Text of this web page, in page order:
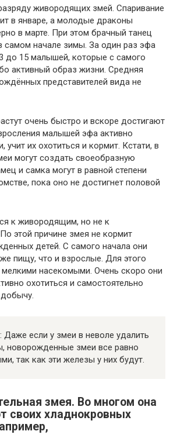
живородящих змей. Спаривание
в январе, а молодые драконы
в марте. При этом брачный танец
самом начале зимы. За один раз эфа
до 15 малышей, которые с самого
активный образ жизни. Средняя
представителей вида не
очень быстро и вскоре достигают
малышей эфа активно
учит их охотиться и кормит. Кстати, в
могут создать своеобразную
и самка могут в равной степени
пока оно не достигнет половой
к живородящим, но не к
этой причине змея не кормит
детей. С самого начала они
пищу, что и взрослые. Для этого
насекомыми. Очень скоро они
охотиться и самостоятельно
Даже если у змеи в неволе удалить
новорожденные змеи все равно
так как эти железы у них будут.
змея. Во многом она
своих хладнокровных